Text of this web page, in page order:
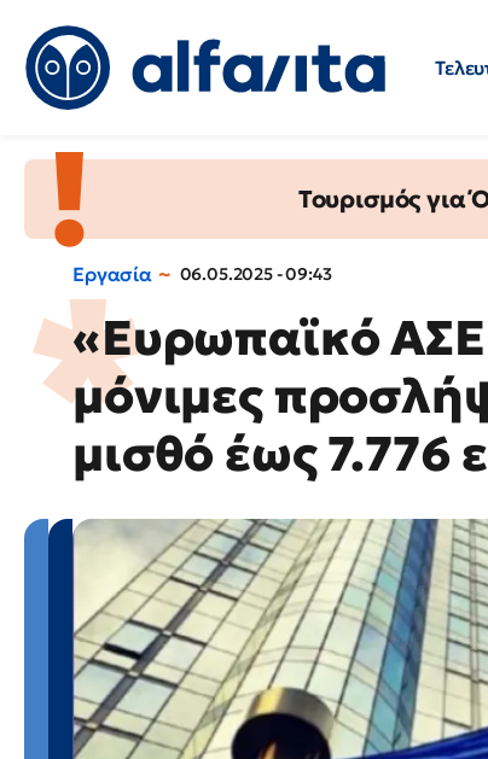
Τουρισμός
Εργασία 06.05.2025 - 09:43
«Ευρωπαϊκό
μόνιμες
μισθό έως 7.776